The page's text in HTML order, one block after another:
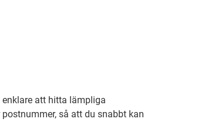
att hitta lämpliga
så att du snabbt kan